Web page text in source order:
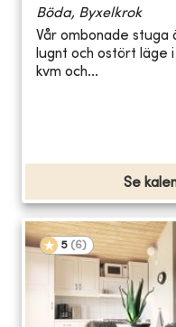
Böda, Byxelkrok
Vår ombonade
lugnt och ostört läge
kvm och...
Se
5 (6)